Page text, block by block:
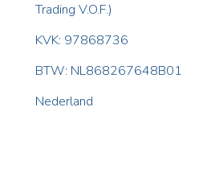
Trading V.O.F.)
KVK: 97868736
BTW: NL868267648B01
Nederland